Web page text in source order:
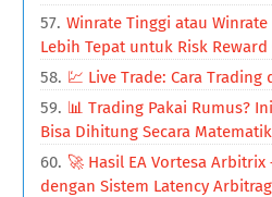
Winrate Tinggi atau
Lebih Tepat untuk Risk Reward
💹 Live Trade: Cara Trading
📊 Trading Pakai Rumus?
Bisa Dihitung Secara
🚀 Hasil EA Vortesa
dengan Sistem Latency